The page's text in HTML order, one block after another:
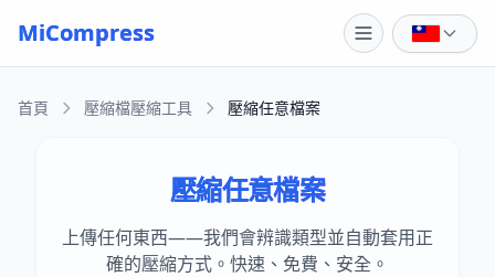
Skip to main content
MiCompress
首頁 壓縮檔壓縮工具 壓縮任意檔案
壓縮任意檔案
上傳任何東西——我們會辨識類型並自動套用正
確的壓縮方式。快速、免費、安全。